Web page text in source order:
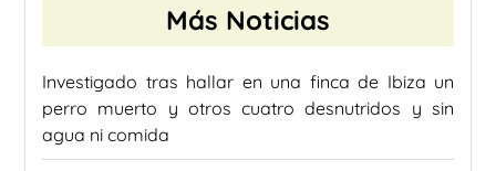
Más Noticias
Investigado tras hallar en una finca de Ibiza un
perro muerto y otros cuatro desnutridos y sin
agua ni comida